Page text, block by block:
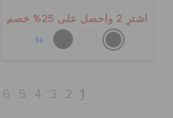
اشترِ 2 واحصل على 25% خصم
+1
1
2
3
4
5
6